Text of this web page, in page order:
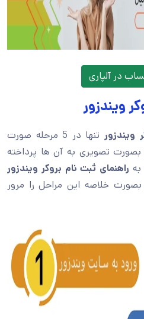
در آلپاری
ویندزور
ویندزور
تنها در 5 مرحله صورت
بصورت تصویری به آن ها پرداخته
راهنمای ثبت نام بروکر ویندزور
بصورت خلاصه این مراحل را مرور